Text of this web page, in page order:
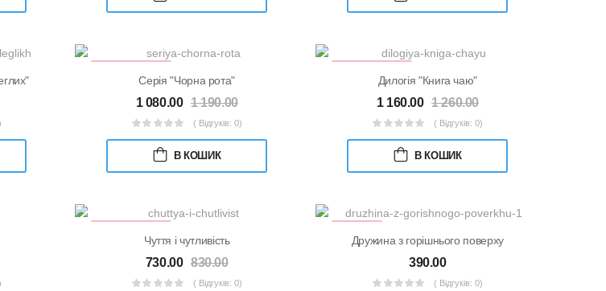
НАБІРСерія "Чорна рота"
1 080.00 1 190.00
( Відгуків: 0)
В КОШИК
НАБІРДилогія "Книга чаю"
1 160.00 1 260.00
( Відгуків: 0)
В КОШИК
Чуття і чутливість
730.00 830.00
( Відгуків: 0)
Дружина з горішнього поверху
390.00
( Відгуків: 0)